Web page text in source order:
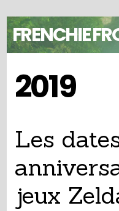
FRENCHIE
2019
Les
jeux